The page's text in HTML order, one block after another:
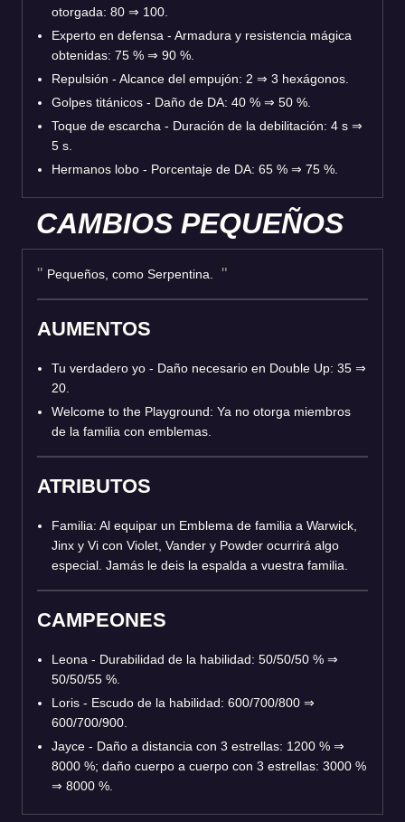
otorgada: 80 ⇒ 100.
Experto en defensa - Armadura y resistencia mágica
obtenidas: 75 % ⇒ 90 %.
Repulsión - Alcance del empujón: 2 ⇒ 3 hexágonos.
Golpes titánicos - Daño de DA: 40 % ⇒ 50 %.
Toque de escarcha - Duración de la debilitación: 4 s ⇒
5 s.
Hermanos lobo - Porcentaje de DA: 65 % ⇒ 75 %.
CAMBIOS PEQUEÑOS
Pequeños, como Serpentina.
AUMENTOS
Tu verdadero yo - Daño necesario en Double Up: 35 ⇒
20.
Welcome to the Playground: Ya no otorga miembros
de la familia con emblemas.
ATRIBUTOS
Familia: Al equipar un Emblema de familia a Warwick,
Jinx y Vi con Violet, Vander y Powder ocurrirá algo
especial. Jamás le deis la espalda a vuestra familia.
CAMPEONES
Leona - Durabilidad de la habilidad: 50/50/50 % ⇒
50/50/55 %.
Loris - Escudo de la habilidad: 600/700/800 ⇒
600/700/900.
Jayce - Daño a distancia con 3 estrellas: 1200 % ⇒
8000 %; daño cuerpo a cuerpo con 3 estrellas: 3000 %
⇒ 8000 %.